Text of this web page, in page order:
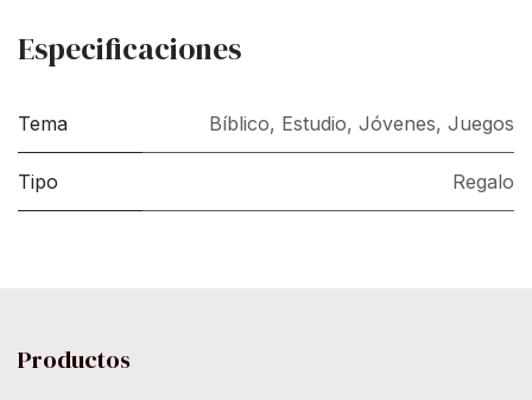
Especificaciones
Tema Bíblico, Estudio, Jóvenes, Juegos
Tipo Regalo
Productos